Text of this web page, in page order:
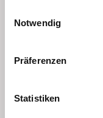
Notwendig
Präferenzen
Statistiken
PV-
(PDF)